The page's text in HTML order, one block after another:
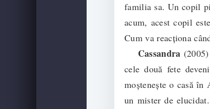
familia sa. Un copil
acum, acest copil
Cum va reacționa
Cassandra
cele două fete
moștenește o casă
un mister de